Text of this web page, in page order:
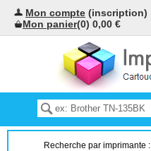
Mon compte (inscription)
Mon panier(0) 0,00 €
Recherche par imprimante :